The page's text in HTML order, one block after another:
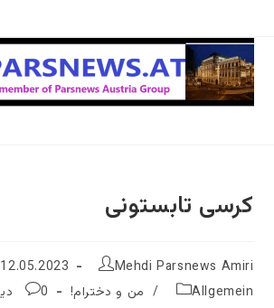
محتوا
کرسی تابستونی
نویسندهٔ
Mehdi Parsnews Amiri
نوشته
منتشر
شده
12.05.2023
دسته‌
Allgemein
/ من و دخترام!
نظرات
0 دیدگاه